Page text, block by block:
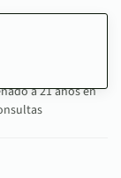
a 21 años en